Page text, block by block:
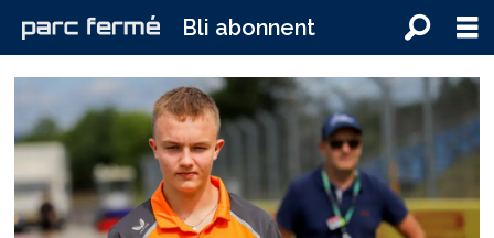
Bli abonnent